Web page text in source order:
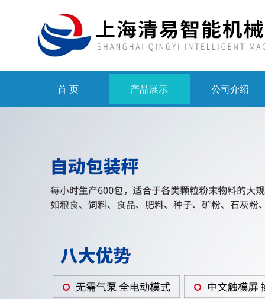
首 页 产品展示 公司介绍